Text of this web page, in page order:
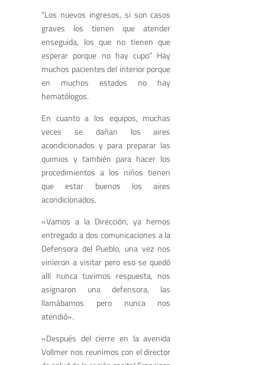
“Los nuevos ingresos, si son casos
graves los tienen que atender
enseguida, los que no tienen que
esperar porque no hay cupo” Hay
muchos pacientes del interior porque
en muchos estados no hay
hematólogos.
En cuanto a los equipos, muchas
veces se dañan los aires
acondicionados y para preparar las
quimios y también para hacer los
procedimientos a los niños tienen
que estar buenos los aires
acondicionados.
«Vamos a la Dirección, ya hemos
entregado a dos comunicaciones a la
Defensora del Pueblo, una vez nos
vinieron a visitar pero eso se quedó
allí nunca tuvimos respuesta, nos
asignaron una defensora, las
llamábamos pero nunca nos
atendió».
«Después del cierre en la avenida
Vollmer nos reunimos con el director